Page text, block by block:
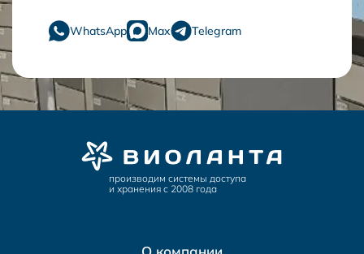
WhatsApp Max Telegram
производим системы доступа
и хранения с 2008 года